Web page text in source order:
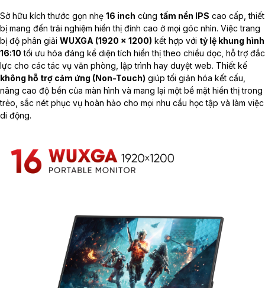
Sở hữu kích thước gọn nhẹ 16 inch cùng tấm nền IPS cao cấp, thiết
bị mang đến trải nghiệm hiển thị đỉnh cao ở mọi góc nhìn. Việc trang
bị độ phân giải WUXGA (1920 x 1200) kết hợp với tỷ lệ khung hình
16:10 tối ưu hóa đáng kể diện tích hiển thị theo chiều dọc, hỗ trợ đắc
lực cho các tác vụ văn phòng, lập trình hay duyệt web. Thiết kế
không hỗ trợ cảm ứng (Non-Touch) giúp tối giản hóa kết cấu,
nâng cao độ bền của màn hình và mang lại một bề mặt hiển thị trong
trẻo, sắc nét phục vụ hoàn hảo cho mọi nhu cầu học tập và làm việc
di động.